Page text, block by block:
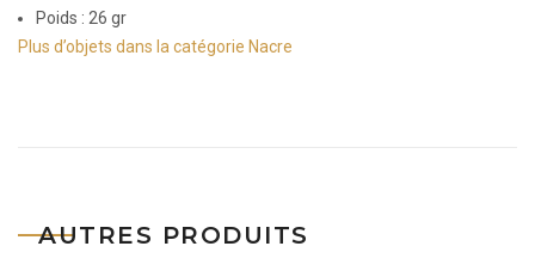
Poids : 26 gr
Plus d’objets dans la catégorie Nacre
AUTRES PRODUITS